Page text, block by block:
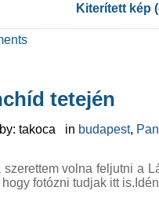
Kiterített kép
tetején
takoca in budapest,
szerettem volna feljutni a
hogy fotózni tudjak itt